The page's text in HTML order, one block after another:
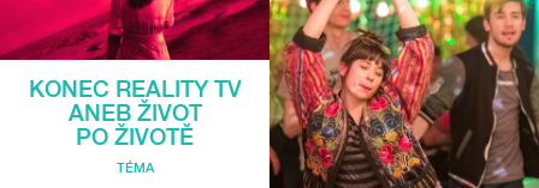
KONEC REALITY TV
ANEB ŽIVOT
PO ŽIVOTĚ
TÉMA